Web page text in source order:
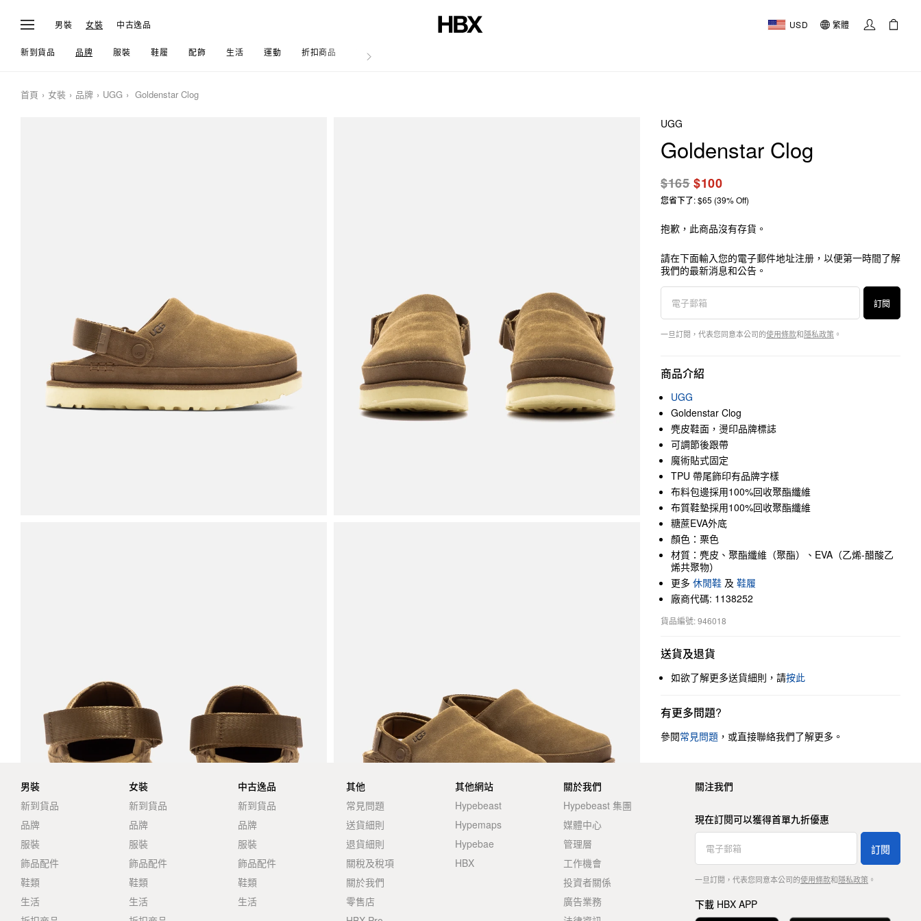
男裝 女裝 中古逸品 USD 繁體
新到貨品 品牌 服裝 鞋履 配飾 生活 運動 折扣商品 文章
首頁 女裝 品牌 UGG Goldenstar Clog
UGG
Goldenstar Clog
$165$100
您省下了: $65 (39% Off)
抱歉，此商品沒有存貨。
請在下面輸入您的電子郵件地址注册，以便第一時間了解
我們的最新消息和公告。
訂閱
一旦訂閱，代表您同意本公司的使用條款和隱私政策 。
商品介紹
UGG
Goldenstar Clog
麂皮鞋面，燙印品牌標誌
可調節後跟帶
魔術貼式固定
TPU 帶尾飾印有品牌字樣
布料包邊採用100%回收聚酯纖維
布質鞋墊採用100%回收聚酯纖維
糖蔗EVA外底
顏色：栗色
材質：麂皮、聚酯纖維（聚酯）、EVA（乙烯-醋酸乙
烯共聚物）
更多 休閒鞋 及 鞋履
廠商代碼: 1138252
貨品編號: 946018
送貨及退貨
如欲了解更多送貨細則，請按此
有更多問題?
參閱常見問題 ，或直接聯絡我們了解更多。
男裝
新到貨品
品牌
服裝
飾品配件
鞋類
生活
女裝
新到貨品
品牌
服裝
飾品配件
鞋類
生活
中古逸品
新到貨品
品牌
服裝
飾品配件
鞋類
生活
其他
常見問題
送貨細則
退貨細則
關稅及稅項
關於我們
零售店
其他網站
Hypebeast
Hypemaps
Hypebae
HBX
關於我們
Hypebeast 集團
媒體中心
管理層
工作機會
投資者關係
廣告業務
關注我們
現在訂閱可以獲得首單九折優惠
訂閱
一旦訂閱，代表您同意本公司的使用條款和隱私政策。
下載 HBX APP